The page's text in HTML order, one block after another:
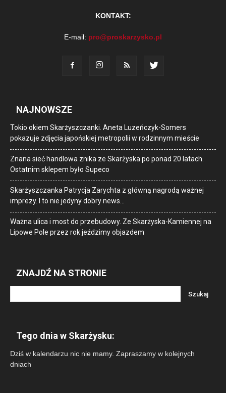
KONTAKT:
E-mail: pro@proskarzysko.pl
NAJNOWSZE
Tokio okiem Skarżyszczanki. Aneta Luzeńczyk-Somers
pokazuje zdjęcia japońskiej metropolii w rodzinnym mieście
Znana sieć handlowa znika ze Skarżyska po ponad 20 latach.
Ostatnim sklepem było Supeco
Skarżyszczanka Patrycja Zarychta z główną nagrodą ważnej
imprezy. I to nie jedyny dobry news…
Ważna ulica i most do przebudowy. Ze Skarżyska-Kamiennej na
Lipowe Pole przez rok jeździmy objazdem
ZNAJDŹ NA STRONIE
Tego dnia w Skarżysku:
Dziś w kalendarzu nic nie mamy. Zapraszamy w kolejnych
dniach